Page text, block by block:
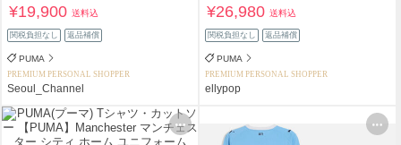
¥19,900送料込
関税負担なし 返品補償
PUMA
PREMIUM PERSONAL SHOPPER
Seoul_Channel
¥26,980送料込
関税負担なし 返品補償
PUMA
PREMIUM PERSONAL SHOPPER
ellypop